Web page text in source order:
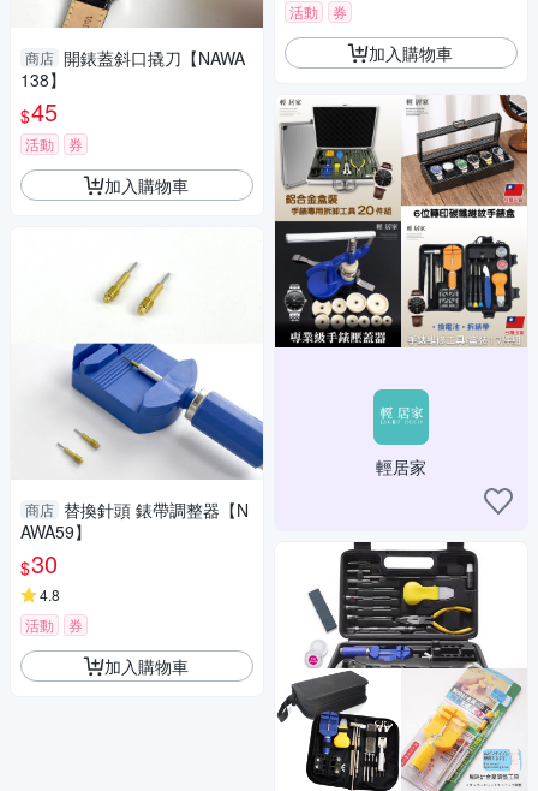
商店 開錶蓋斜口撬刀【NAWA
138】
$45
活動 券
加入購物車
商店 替換針頭 錶帶調整器【N
AWA59】
$30
4.8
活動
券
加入購物車
活動 券
加入購物車
輕居家